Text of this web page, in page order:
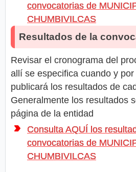
convocatorias de
CHUMBIVILCAS
Resultados de la
Revisar el cronograma del
allí se especifica cuando y
publicará los resultados de
Generalmente los resultados
página de la entidad
Consulta AQUÍ los
convocatorias de
CHUMBIVILCAS